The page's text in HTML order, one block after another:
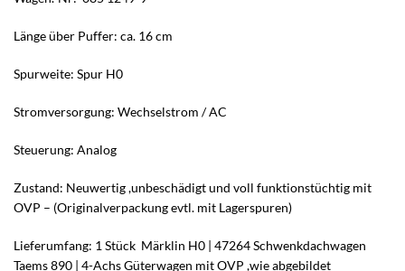
Länge über Puffer: ca. 16 cm
Spurweite: Spur H0
Stromversorgung: Wechselstrom / AC
Steuerung: Analog
Zustand: Neuwertig ,unbeschädigt und voll funktionstüchtig mit
OVP – (Originalverpackung evtl. mit Lagerspuren)
Lieferumfang: 1 Stück Märklin H0 | 47264 Schwenkdachwagen
Taems 890 | 4-Achs Güterwagen mit OVP ,wie abgebildet